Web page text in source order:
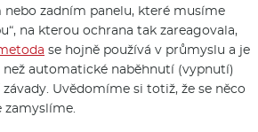
zadním panelu, které musíme
na kterou ochrana tak zareagovala,
se hojně používá v průmyslu a je
automatické naběhnutí (vypnutí)
Uvědomíme si totiž, že se něco
zamyslíme.